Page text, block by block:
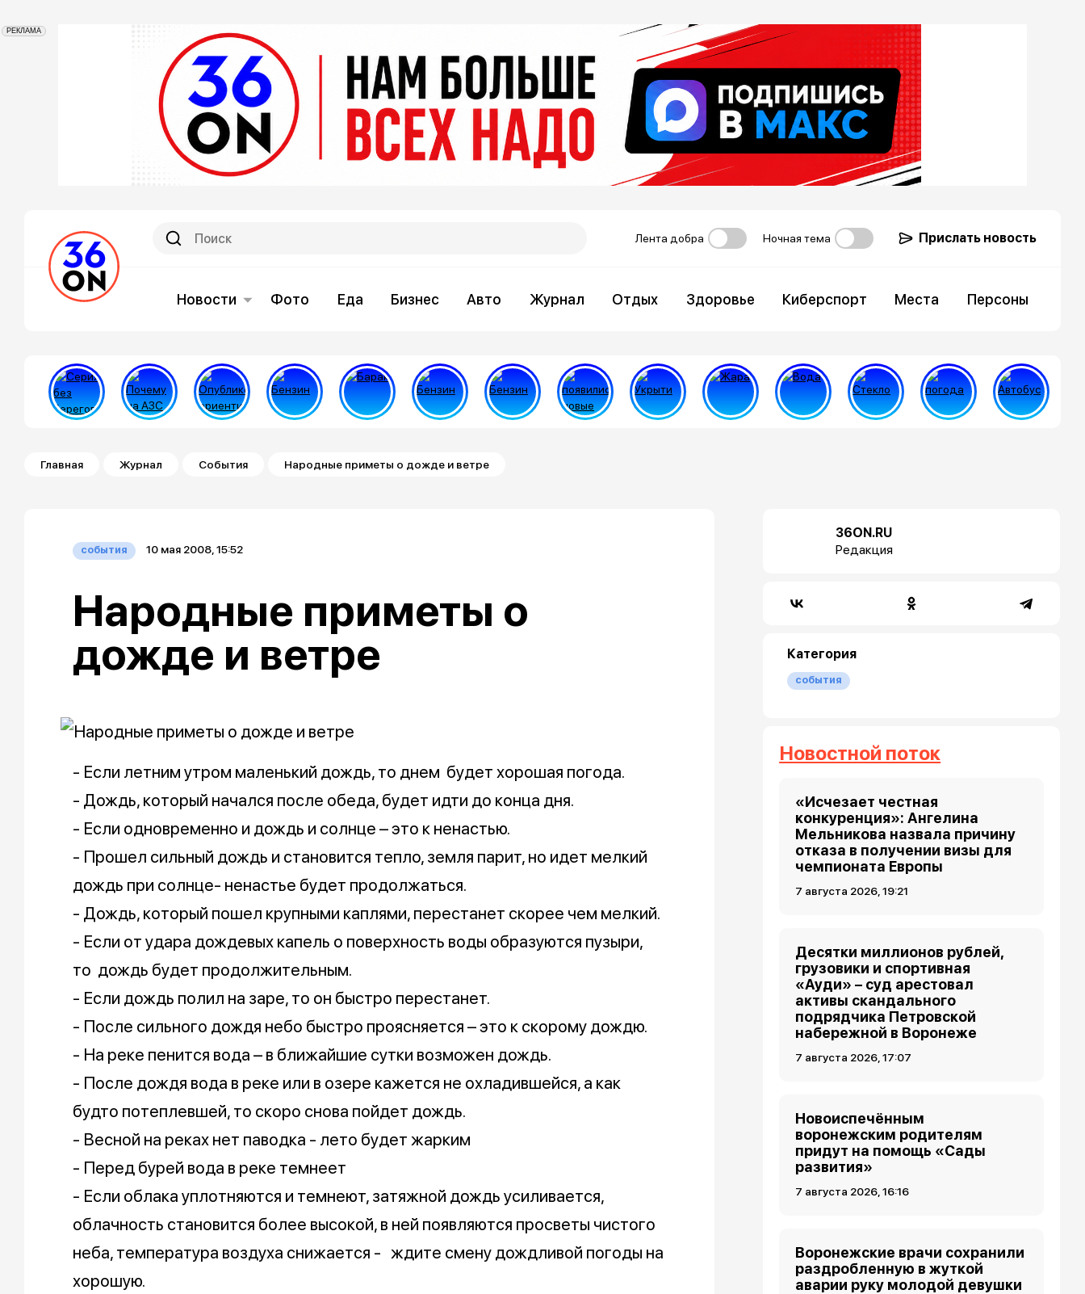
РЕКЛАМА
Лента добра Ночная тема Прислать новость
Новости Фото Еда Бизнес Авто Журнал Отдых Здоровье Киберспорт Места Персоны
Строка навигации
Главная Журнал События Народные приметы о дожде и ветре
события 10 мая 2008, 15:52
Народные приметы о
дожде и ветре
- Если летним утром маленький дождь, то днем будет хорошая погода.
- Дождь, который начался после обеда, будет идти до конца дня.
- Если одновременно и дождь и солнце – это к ненастью.
- Прошел сильный дождь и становится тепло, земля парит, но идет мелкий
дождь при солнце- ненастье будет продолжаться.
- Дождь, который пошел крупными каплями, перестанет скорее чем мелкий.
- Если от удара дождевых капель о поверхность воды образуются пузыри,
то дождь будет продолжительным.
- Если дождь полил на заре, то он быстро перестанет.
- После сильного дождя небо быстро проясняется – это к скорому дождю.
- На реке пенится вода – в ближайшие сутки возможен дождь.
- После дождя вода в реке или в озере кажется не охладившейся, а как
будто потеплевшей, то скоро снова пойдет дождь.
- Весной на реках нет паводка - лето будет жарким
- Перед бурей вода в реке темнеет
- Если облака уплотняются и темнеют, затяжной дождь усиливается,
облачность становится более высокой, в ней появляются просветы чистого
неба, температура воздуха снижается - ждите смену дождливой погоды на
хорошую.
36ON.RU
Редакция
Категория
события
Новостной поток
«Исчезает честная
конкуренция»: Ангелина
Мельникова назвала причину
отказа в получении визы для
чемпионата Европы
7 августа 2026, 19:21
Десятки миллионов рублей,
грузовики и спортивная
«Ауди» – суд арестовал
активы скандального
подрядчика Петровской
набережной в Воронеже
7 августа 2026, 17:07
Новоиспечённым
воронежским родителям
придут на помощь «Сады
развития»
7 августа 2026, 16:16
Воронежские врачи сохранили
раздробленную в жуткой
аварии руку молодой девушки